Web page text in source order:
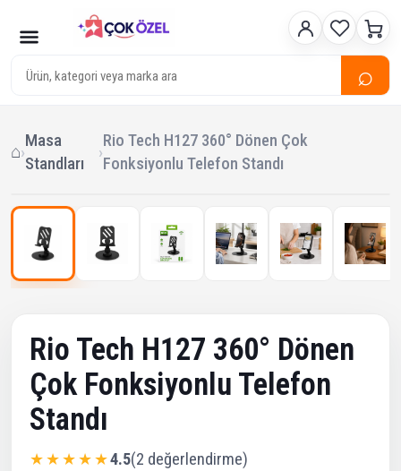
⌕
⌂›
Masa
Standları
›
Rio Tech H127 360° Dönen Çok
Fonksiyonlu Telefon Standı
Çok Satan
1/ 6
Rio Tech H127 360° Dönen
Çok Fonksiyonlu Telefon
Standı
★★★★★4.5(2 değerlendirme)